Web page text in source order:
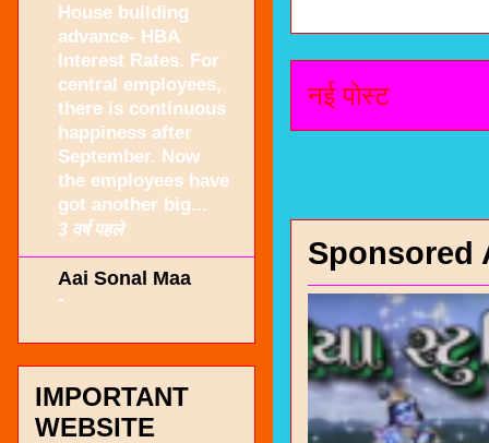
नई पोस्ट
Sponsored
House building
advance- HBA
Interest Rates. For
central employees,
there is continuous
happiness after
September. Now
the employees have
got another big...
3 वर्ष पहले
Aai Sonal Maa
-
IMPORTANT
WEBSITE